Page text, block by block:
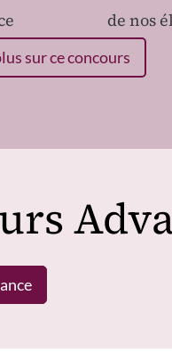
de nos
sur ce concours